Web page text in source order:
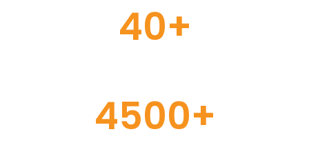
40+
4500+